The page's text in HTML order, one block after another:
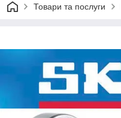
Товари та послуги